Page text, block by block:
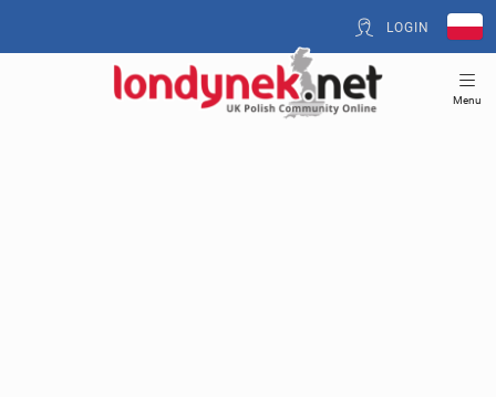
LOGIN
Menu